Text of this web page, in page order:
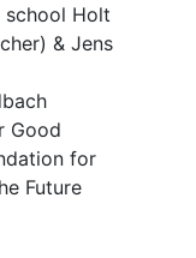
school Holt
& Jens
Good
for
Future